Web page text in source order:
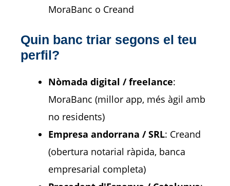
MoraBanc o Creand
Quin banc triar segons el teu
perfil?
Nòmada digital / freelance:
MoraBanc (millor app, més àgil amb
no residents)
Empresa andorrana / SRL: Creand
(obertura notarial ràpida, banca
empresarial completa)